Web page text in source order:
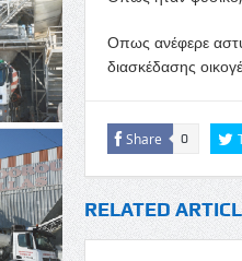
Οπως ανέφερε
διασκέδασης
Share 0
RELATED